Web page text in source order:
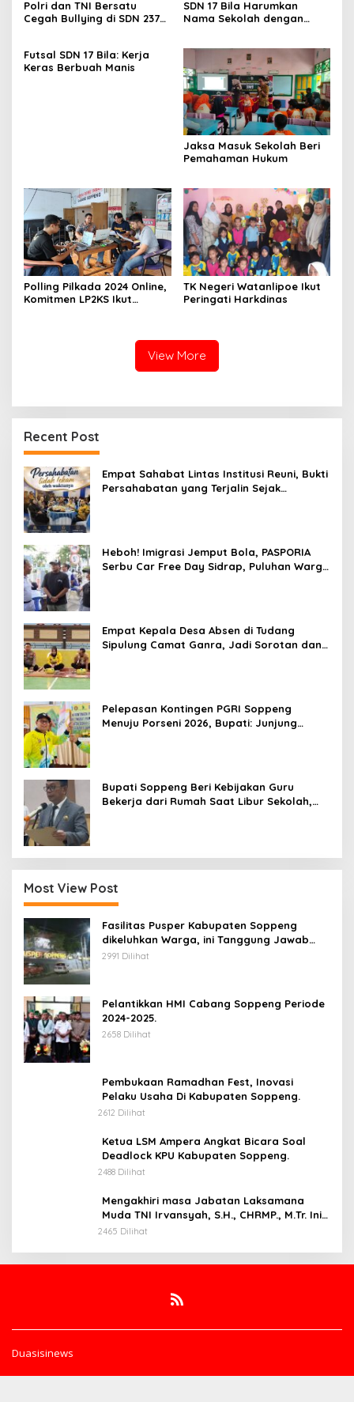
Polri dan TNI Bersatu
Cegah Bullying di SDN 237
SDN 17 Bila Harumkan
Nama Sekolah dengan
Futsal SDN 17 Bila: Kerja
Keras Berbuah Manis
Jaksa Masuk Sekolah Beri
Pemahaman Hukum
Polling Pilkada 2024 Online,
Komitmen LP2KS Ikut
TK Negeri Watanlipoe Ikut
Peringati Harkdinas
View More
Recent Post
Empat Sahabat Lintas Institusi Reuni, Bukti
Persahabatan yang Terjalin Sejak
Heboh! Imigrasi Jemput Bola, PASPORIA
Serbu Car Free Day Sidrap, Puluhan Warga
Empat Kepala Desa Absen di Tudang
Sipulung Camat Ganra, Jadi Sorotan dan
Pelepasan Kontingen PGRI Soppeng
Menuju Porseni 2026, Bupati: Junjung
Bupati Soppeng Beri Kebijakan Guru
Bekerja dari Rumah Saat Libur Sekolah,
Most View Post
Fasilitas Pusper Kabupaten Soppeng
dikeluhkan Warga, ini Tanggung Jawab
Siapa.
2991 Dilihat
Pelantikkan HMI Cabang Soppeng Periode
2024-2025.
2658 Dilihat
Pembukaan Ramadhan Fest, Inovasi
Pelaku Usaha Di Kabupaten Soppeng.
2612 Dilihat
Ketua LSM Ampera Angkat Bicara Soal
Deadlock KPU Kabupaten Soppeng.
2488 Dilihat
Mengakhiri masa Jabatan Laksamana
Muda TNI Irvansyah, S.H., CHRMP., M.Tr. Ini
Pesannya.
2465 Dilihat
Duasisinews